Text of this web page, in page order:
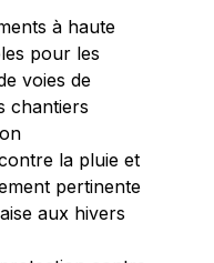
à haute
pour les
voies de
chantiers
la pluie et
pertinente
aux hivers